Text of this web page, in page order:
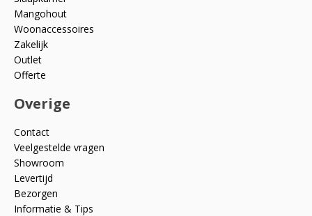
Mangohout
Woonaccessoires
Zakelijk
Outlet
Offerte
Overige
Contact
Veelgestelde vragen
Showroom
Levertijd
Bezorgen
Informatie & Tips